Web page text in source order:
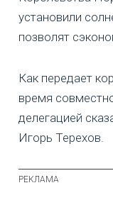
установили
позволят
Как передает
время
делегацией
Игорь Терехов.